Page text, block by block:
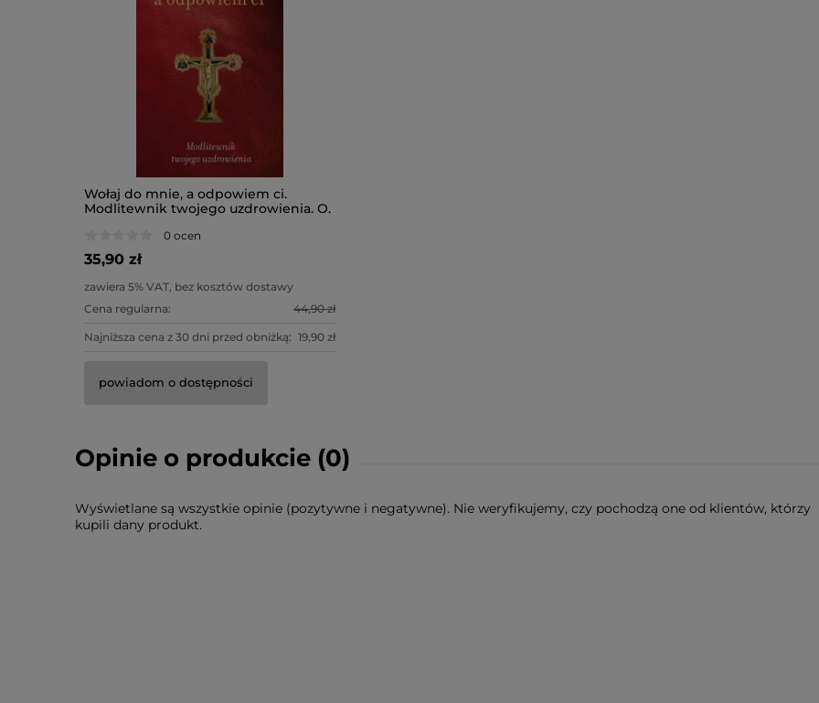
Wołaj do mnie, a odpowiem ci.
Modlitewnik twojego uzdrowienia. O.
0 ocen
35,90 zł
zawiera 5% VAT, bez kosztów dostawy
Cena regularna:
44,90 zł
Najniższa cena z 30 dni przed obniżką: 19,90 zł
powiadom o dostępności
Opinie o produkcie (0)
Wyświetlane są wszystkie opinie (pozytywne i negatywne). Nie weryfikujemy, czy pochodzą one od klientów, którzy
kupili dany produkt.